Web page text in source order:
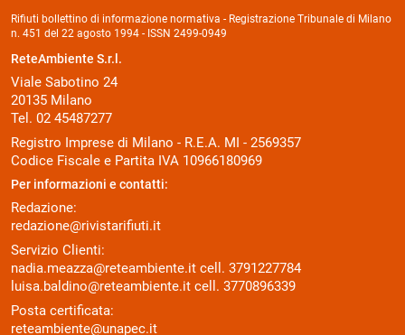
Rifiuti bollettino di informazione normativa - Registrazione Tribunale di Milano
n. 451 del 22 agosto 1994 - ISSN 2499-0949
ReteAmbiente S.r.l.
Viale Sabotino 24
20135 Milano
Tel. 02 45487277
Registro Imprese di Milano - R.E.A. MI - 2569357
Codice Fiscale e Partita IVA 10966180969
Per informazioni e contatti:
Redazione:
redazione@rivistarifiuti.it
Servizio Clienti:
nadia.meazza@reteambiente.it cell. 3791227784
luisa.baldino@reteambiente.it cell. 3770896339
Posta certificata:
reteambiente@unapec.it